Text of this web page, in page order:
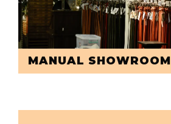
MANUAL SHOWROOM